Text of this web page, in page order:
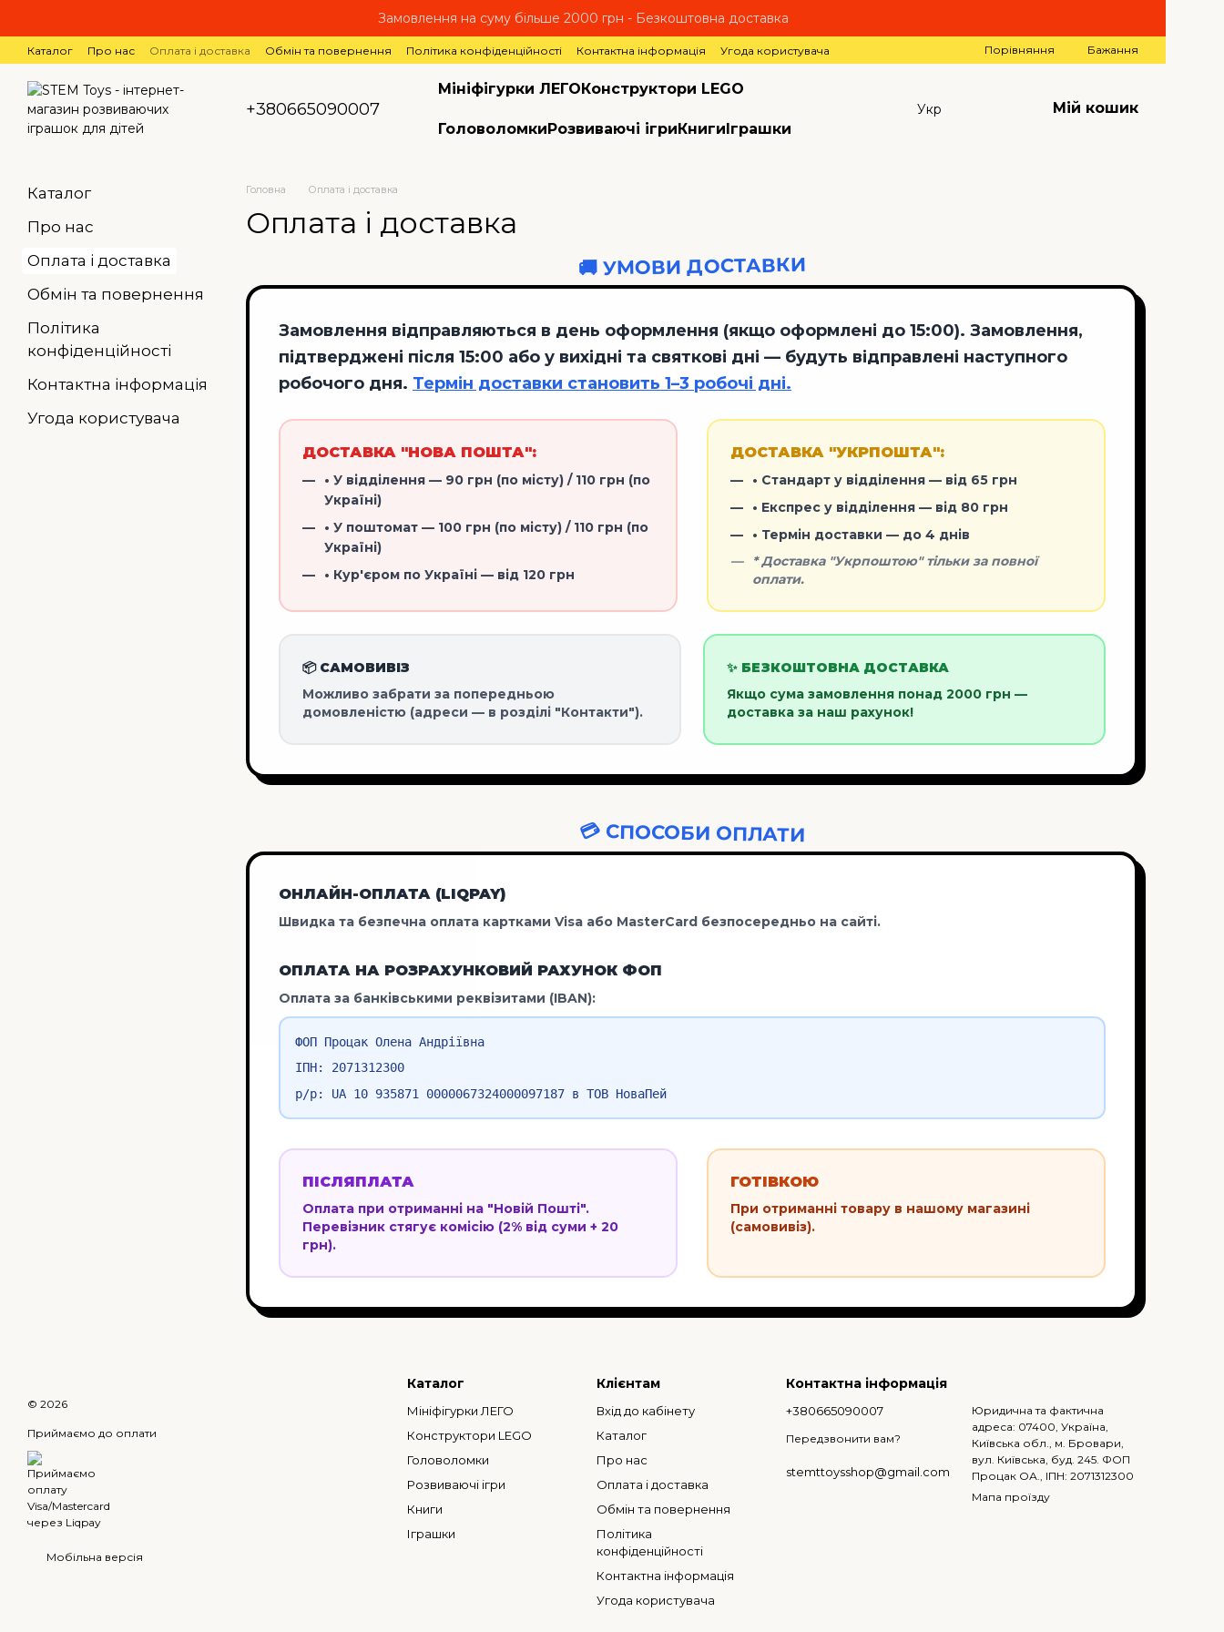
Замовлення на суму більше 2000 грн - Безкоштовна доставка
Каталог Про нас Оплата і доставка Обмін та повернення Політика конфіденційності Контактна інформація Угода користувача Порівняння Бажання
+380665090007
Мініфігурки ЛЕГОКонструктори LEGO
ГоловоломкиРозвиваючі ігриКнигиІграшки
Укр Мій кошик
Головна Оплата і доставка
Оплата і доставка
🚚 УМОВИ ДОСТАВКИ
Замовлення відправляються в день оформлення (якщо оформлені до 15:00). Замовлення,
підтверджені після 15:00 або у вихідні та святкові дні — будуть відправлені наступного
робочого дня. Термін доставки становить 1–3 робочі дні.
ДОСТАВКА "НОВА ПОШТА":
• У відділення — 90 грн (по місту) / 110 грн (по
Україні)
• У поштомат — 100 грн (по місту) / 110 грн (по
Україні)
• Кур'єром по Україні — від 120 грн
ДОСТАВКА "УКРПОШТА":
• Стандарт у відділення — від 65 грн
• Експрес у відділення — від 80 грн
• Термін доставки — до 4 днів
* Доставка "Укрпоштою" тільки за повної
оплати.
📦 САМОВИВІЗ
Можливо забрати за попередньою
домовленістю (адреси — в розділі "Контакти").
✨ БЕЗКОШТОВНА ДОСТАВКА
Якщо сума замовлення понад 2000 грн —
доставка за наш рахунок!
💳 СПОСОБИ ОПЛАТИ
ОНЛАЙН-ОПЛАТА (LIQPAY)
Швидка та безпечна оплата картками Visa або MasterCard безпосередньо на сайті.
ОПЛАТА НА РОЗРАХУНКОВИЙ РАХУНОК ФОП
Оплата за банківськими реквізитами (IBAN):
ФОП Процак Олена Андріївна
ІПН: 2071312300
р/р: UA 10 935871 0000067324000097187 в ТОВ НоваПей
ПІСЛЯПЛАТА
Оплата при отриманні на "Новій Пошті".
Перевізник стягує комісію (2% від суми + 20
грн).
ГОТІВКОЮ
При отриманні товару в нашому магазині
(самовивіз).
Каталог
Про нас
Оплата і доставка
Обмін та повернення
Політика
конфіденційності
Контактна інформація
Угода користувача
© 2026
Приймаємо до оплати
Мобільна версія
Каталог
Мініфігурки ЛЕГО
Конструктори LEGO
Головоломки
Розвиваючі ігри
Книги
Іграшки
Клієнтам
Вхід до кабінету
Каталог
Про нас
Оплата і доставка
Обмін та повернення
Політика
конфіденційності
Контактна інформація
Угода користувача
Контактна інформація
+380665090007
Передзвонити вам?
stemttoysshop@gmail.com
Юридична та фактична
адреса: 07400, Україна,
Київська обл., м. Бровари,
вул. Київська, буд. 245. ФОП
Процак ОА., ІПН: 2071312300
Мапа проїзду